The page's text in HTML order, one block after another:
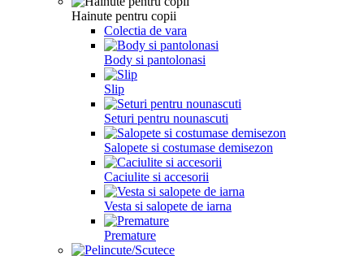
Hainute pentru copii
Colectia de vara
Body si pantolonasi
Slip
Seturi pentru nounascuti
Salopete si costumase demisezon
Caciulite si accesorii
Vesta si salopete de iarna
Premature